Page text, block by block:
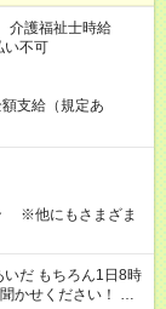
護福祉士時給
不可
支給（規定あ
※他にもさまざま
だ もちろん1日8時
かせください！ ★